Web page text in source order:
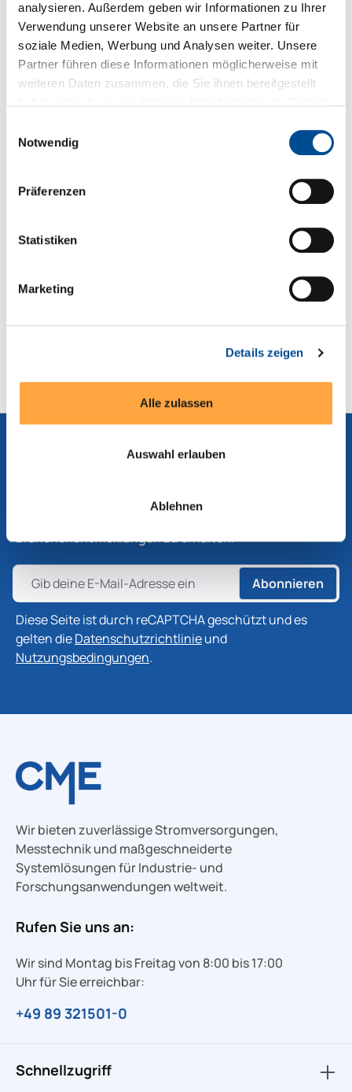
analysieren. Außerdem geben wir Informationen zu Ihrer
Verwendung unserer Website an unsere Partner für
soziale Medien, Werbung und Analysen weiter. Unsere
Partner führen diese Informationen möglicherweise mit
weiteren Daten zusammen, die Sie ihnen bereitgestellt
Notwendig
Präferenzen
Statistiken
Marketing
Details zeigen
Alle zulassen
Auswahl erlauben
Ablehnen
Downloads zum Produkt
Fragen zum Produkt
Serien- und Modellübersicht
Abonnieren Sie unseren Newsletter, um die neuesten
Branchenentwicklungen zu erhalten.
Abonnieren
Diese Seite ist durch reCAPTCHA geschützt und es
gelten dieDatenschutzrichtlinieund
Nutzungsbedingungen.
Wir bieten zuverlässige Stromversorgungen,
Messtechnik und maßgeschneiderte
Systemlösungen für Industrie- und
Forschungsanwendungen weltweit.
Rufen Sie uns an:
Wir sind Montag bis Freitag von 8:00 bis 17:00
Uhr für Sie erreichbar:
+49 89 321501-0
Schnellzugriff